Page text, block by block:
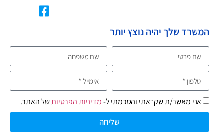
המשרד שלך יהיה נוצץ יותר
אני מאשר/ת שקראתי והסכמתי ל-מדיניות הפרטיותשל האתר.
שליחה